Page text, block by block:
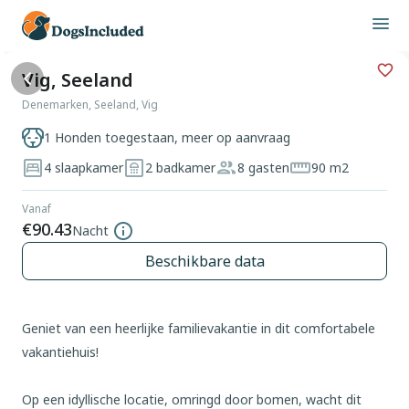
Vig, Seeland
Denemarken, Seeland, Vig
1 Honden toegestaan, meer op aanvraag
4 slaapkamer
2 badkamer 8 gasten 90 m2
Vanaf
€90.43Nacht
Beschikbare data
Geniet van een heerlijke familievakantie in dit comfortabele
vakantiehuis!
Op een idyllische locatie, omringd door bomen, wacht dit